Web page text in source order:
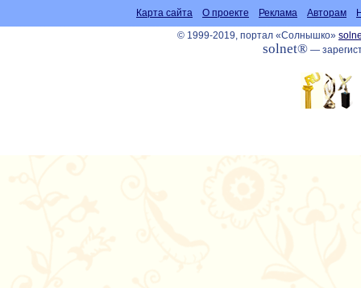
Карта сайта О проекте Реклама Авторам
© 1999-2019, портал «Солнышко»
solnet®—